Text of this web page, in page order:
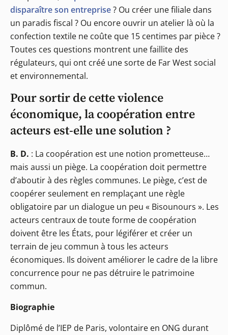
disparaître son entreprise? Ou créer une filiale dans
un paradis fiscal ? Ou encore ouvrir un atelier là où la
confection textile ne coûte que 15 centimes par pièce ?
Toutes ces questions montrent une faillite des
régulateurs, qui ont créé une sorte de Far West social
et environnemental.
Pour sortir de cette violence
économique, la coopération entre
acteurs est-elle une solution ?
B. D. : La coopération est une notion prometteuse…
mais aussi un piège. La coopération doit permettre
d’aboutir à des règles communes. Le piège, c’est de
coopérer seulement en remplaçant une règle
obligatoire par un dialogue un peu « Bisounours ». Les
acteurs centraux de toute forme de coopération
doivent être les États, pour légiférer et créer un
terrain de jeu commun à tous les acteurs
économiques. Ils doivent améliorer le cadre de la libre
concurrence pour ne pas détruire le patrimoine
commun.
Biographie
Diplômé de l’IEP de Paris, volontaire en ONG durant